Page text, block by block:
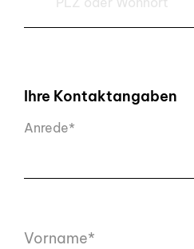
Ihre Kontaktangaben
Anrede*
Vorname*